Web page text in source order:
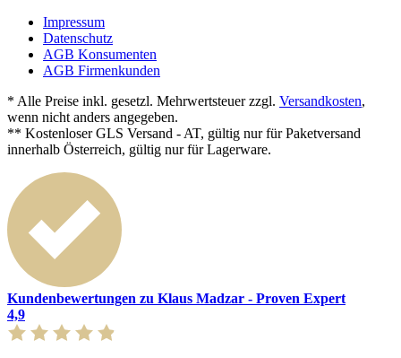
Impressum
Datenschutz
AGB Konsumenten
AGB Firmenkunden
* Alle Preise inkl. gesetzl. Mehrwertsteuer zzgl. Versandkosten,
wenn nicht anders angegeben.
** Kostenloser GLS Versand - AT, gültig nur für Paketversand
innerhalb Österreich, gültig nur für Lagerware.
Kundenbewertungen zu Klaus Madzar - Proven Expert
4,9